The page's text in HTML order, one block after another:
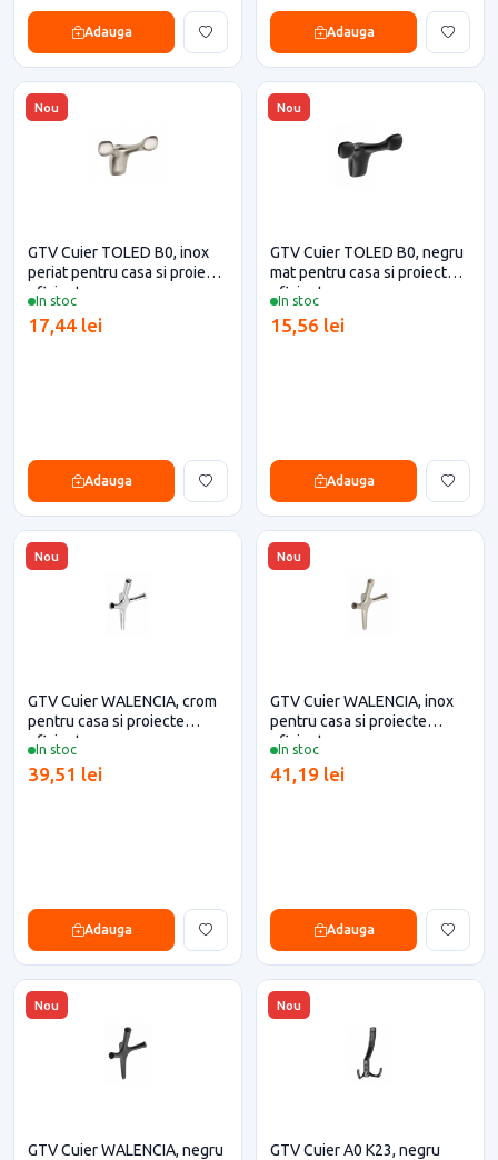
Adauga Adauga
Nou
In stoc
GTV Cuier TOLED B0, inox
periat pentru casa si proiecte
eficiente
17,44 lei
Adauga
Nou
In stoc
GTV Cuier TOLED B0, negru
mat pentru casa si proiecte
eficiente
15,56 lei
Adauga
Nou
In stoc
GTV Cuier WALENCIA, crom
pentru casa si proiecte
eficiente
39,51 lei
Adauga
Nou
In stoc
GTV Cuier WALENCIA, inox
pentru casa si proiecte
eficiente
41,19 lei
Adauga
Nou
GTV Cuier WALENCIA, negru
Nou
GTV Cuier A0 K23, negru